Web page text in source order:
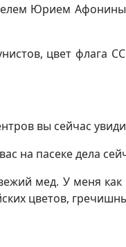
Юрием
цвет флага
вы сейчас
на пасеке дела
мед. У меня
цветов,